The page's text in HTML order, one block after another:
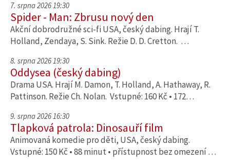
7. srpna 2026 19:30
Spider - Man: Zbrusu nový den
Akční dobrodružné sci-fi USA, český dabing. Hrají T.
Holland, Zendaya, S. Sink. Režie D. D. Cretton. …
8. srpna 2026 19:30
Oddysea (český dabing)
Drama USA. Hrají M. Damon, T. Holland, A. Hathaway, R.
Pattinson. Režie Ch. Nolan. Vstupné: 160 Kč • 172…
9. srpna 2026 16:30
Tlapková patrola: Dinosauří film
Animovaná komedie pro děti, USA, český dabing.
Vstupné: 150 Kč • 88 minut • přístupnost bez omezení …